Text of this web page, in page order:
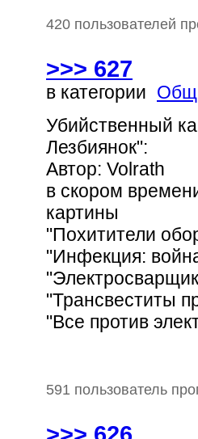
420 пользователей
>>> 627
в категории
Убийственный
Лезбиянок":
Автор: Volrath
в скором
картины
"Похитители
"Инфекция:
"Трансвеститы
"Все против
591 пользователь